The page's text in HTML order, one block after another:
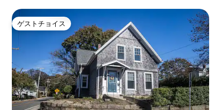
ゲストチョイス
ゲストチョイス